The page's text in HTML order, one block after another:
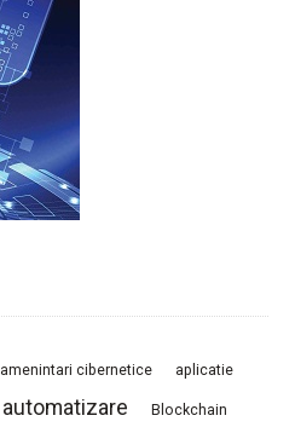
amenintari cibernetice aplicatie
automatizare Blockchain